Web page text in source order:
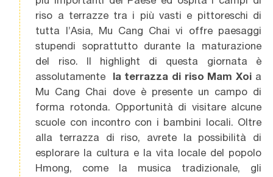
riso a terrazze tra i più vasti e pittoreschi di
tutta l’Asia, Mu Cang Chai vi offre paesaggi
stupendi soprattutto durante la maturazione
del riso. Il highlight di questa giornata è
assolutamente la terrazza di riso Mam Xoi a
Mu Cang Chai dove è presente un campo di
forma rotonda. Opportunità di visitare alcune
scuole con incontro con i bambini locali. Oltre
alla terrazza di riso, avrete la possibilità di
esplorare la cultura e la vita locale del popolo
Hmong, come la musica tradizionale, gli